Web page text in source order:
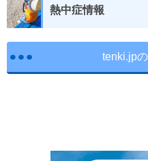
熱中症情報
tenki.jp